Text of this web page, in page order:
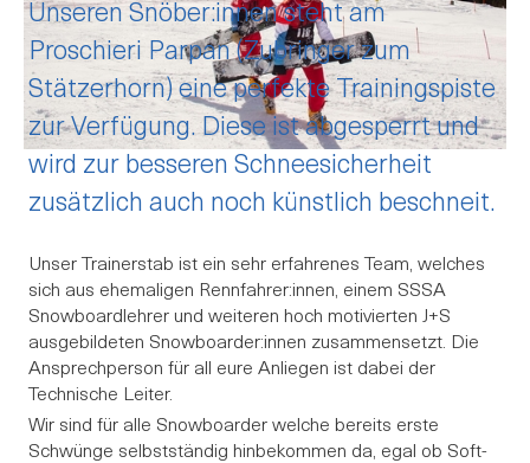
Unseren Snöber:innen steht am
Proschieri Parpan (Zubringer zum
Stätzerhorn) eine perfekte Trainingspiste
zur Verfügung. Diese ist abgesperrt und
wird zur besseren Schneesicherheit
zusätzlich auch noch künstlich beschneit.
Unser Trainerstab ist ein sehr erfahrenes Team, welches
sich aus ehemaligen Rennfahrer:innen, einem SSSA
Snowboardlehrer und weiteren hoch motivierten J+S
ausgebildeten Snowboarder:innen zusammensetzt. Die
Ansprechperson für all eure Anliegen ist dabei der
Technische Leiter.
Wir sind für alle Snowboarder welche bereits erste
Schwünge selbstständig hinbekommen da, egal ob Soft-